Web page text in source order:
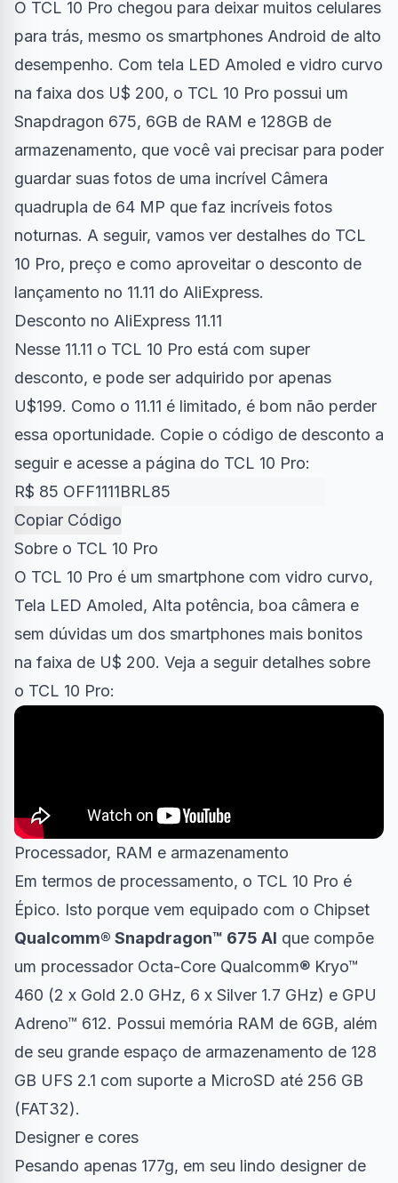
O TCL 10 Pro chegou para deixar muitos celulares
para trás, mesmo os smartphones Android de alto
desempenho. Com tela LED Amoled e vidro curvo
na faixa dos U$ 200, o TCL 10 Pro possui um
Snapdragon 675, 6GB de RAM e 128GB de
armazenamento, que você vai precisar para poder
guardar suas fotos de uma incrível Câmera
quadrupla de 64 MP que faz incríveis fotos
noturnas. A seguir, vamos ver destalhes do TCL
10 Pro, preço e como aproveitar o desconto de
lançamento no 11.11 do AliExpress.
Desconto no AliExpress 11.11
Nesse 11.11 o TCL 10 Pro está com super
desconto, e pode ser adquirido por apenas
U$199. Como o 11.11 é limitado, é bom não perder
essa oportunidade. Copie o código de desconto a
seguir e acesse a página do TCL 10 Pro:
R$ 85 OFF
Copiar Código
Sobre o TCL 10 Pro
O TCL 10 Pro é um smartphone com vidro curvo,
Tela LED Amoled, Alta potência, boa câmera e
sem dúvidas um dos smartphones mais bonitos
na faixa de U$ 200. Veja a seguir detalhes sobre
o TCL 10 Pro:
Processador, RAM e armazenamento
Em termos de processamento, o TCL 10 Pro é
Épico. Isto porque vem equipado com o Chipset
Qualcomm® Snapdragon™ 675 AI que compõe
um processador Octa-Core Qualcomm® Kryo™
460 (2 x Gold 2.0 GHz, 6 x Silver 1.7 GHz) e GPU
Adreno™ 612. Possui memória RAM de 6GB, além
de seu grande espaço de armazenamento de 128
GB UFS 2.1 com suporte a MicroSD até 256 GB
(FAT32).
Designer e cores
Pesando apenas 177g, em seu lindo designer de